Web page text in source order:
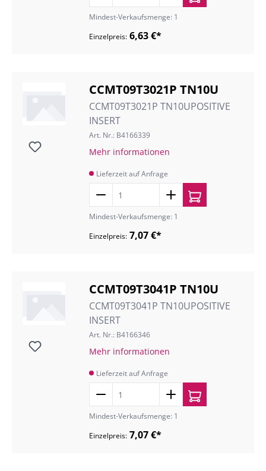
Mindest-Verkaufsmenge: 1
Einzelpreis: 6,63 €*
CCMT09T3021P TN10U
CCMT09T3021P TN10UPOSITIVE
INSERT
Art. Nr.: B4166339
Mehr informationen
Lieferzeit auf Anfrage
Mindest-Verkaufsmenge: 1
Einzelpreis: 7,07 €*
CCMT09T3041P TN10U
CCMT09T3041P TN10UPOSITIVE
INSERT
Art. Nr.: B4166346
Mehr informationen
Lieferzeit auf Anfrage
Mindest-Verkaufsmenge: 1
Einzelpreis: 7,07 €*